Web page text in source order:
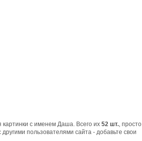
с именем Даша. Всего их 52 шт., просто
пользователями сайта - добавьте свои